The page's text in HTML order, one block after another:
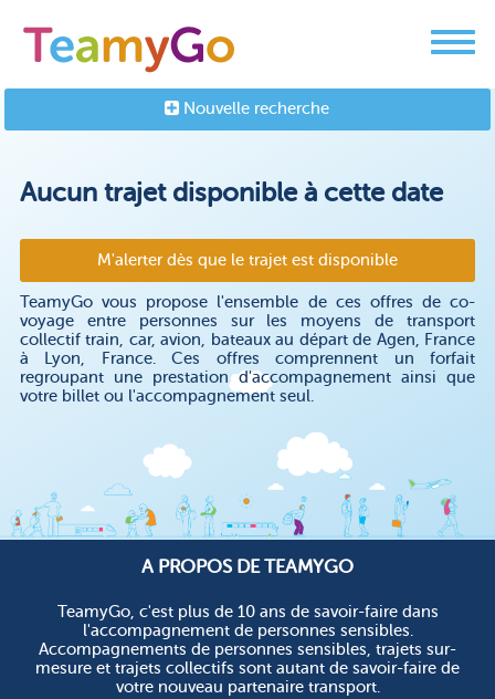
Nouvelle recherche
Aucun trajet disponible à cette date
M'alerter dès que le trajet est disponible
TeamyGo vous propose l'ensemble de ces offres de co-
voyage entre personnes sur les moyens de transport
collectif train, car, avion, bateaux au départ de Agen, France
à Lyon, France. Ces offres comprennent un forfait
regroupant une prestation d'accompagnement ainsi que
votre billet ou l'accompagnement seul.
A PROPOS DE TEAMYGO
TeamyGo, c'est plus de 10 ans de savoir-faire dans
l'accompagnement de personnes sensibles.
Accompagnements de personnes sensibles, trajets sur-
mesure et trajets collectifs sont autant de savoir-faire de
votre nouveau partenaire transport.